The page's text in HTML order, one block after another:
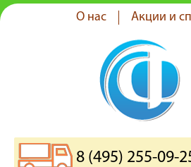
О нас Акции и
8 (495) 255-09-